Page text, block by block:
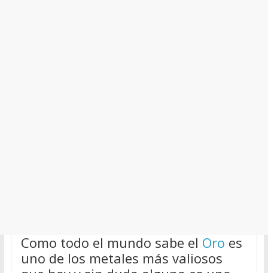
Como todo el mundo sabe el Oro es
uno de los metales más valiosos